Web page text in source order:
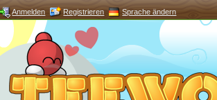
Anmelden Registrieren Sprache ändern